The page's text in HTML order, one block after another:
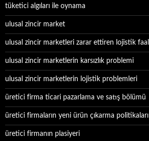
tüketici algıları ile oynama
ulusal zincir market
ulusal zincir marketleri zarar ettiren lojistik
ulusal zincir marketlerin karsızlık problemi
ulusal zincir marketlerin lojistik problemleri
üretici firma ticari pazarlama ve satış bölümü
üretici firmaların yeni ürün çıkarma politikaları
üretici firmanın plasiyeri